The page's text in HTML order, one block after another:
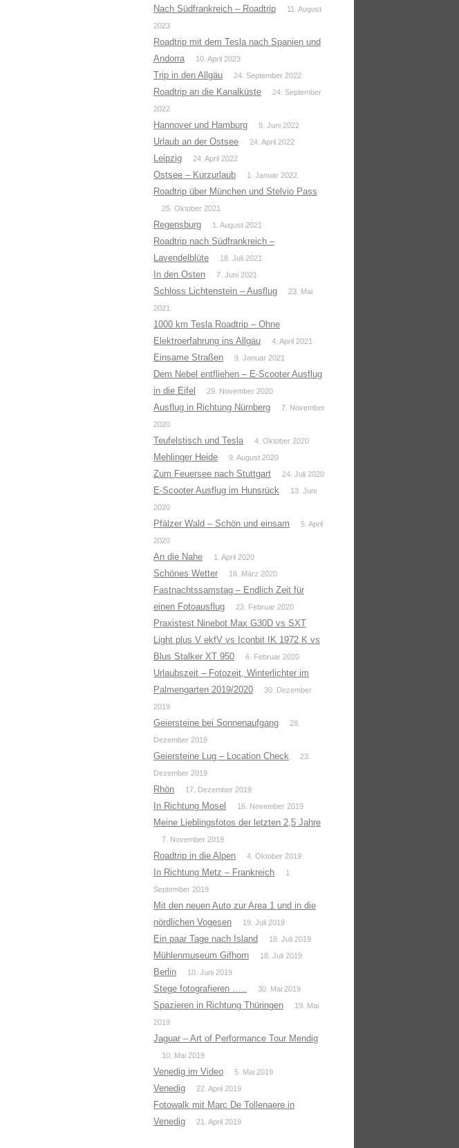
Nach Südfrankreich – Roadtrip
11. August
2023
Roadtrip mit dem Tesla nach Spanien und
Andorra
10. April 2023
Trip in den Allgäu 24. September 2022
Roadtrip an die Kanalküste
24. September
2022
Hannover und Hamburg 9. Juni 2022
Urlaub an der Ostsee 24. April 2022
Leipzig 24. April 2022
Ostsee – Kurzurlaub 1. Januar 2022
Roadtrip über München und Stelvio Pass
25. Oktober 2021
Regensburg 1. August 2021
Roadtrip nach Südfrankreich –
Lavendelblüte
18. Juli 2021
In den Osten 7. Juni 2021
Schloss Lichtenstein – Ausflug
23. Mai
2021
1000 km Tesla Roadtrip – Ohne
Elektroerfahrung ins Allgäu
4. April 2021
Einsame Straßen 9. Januar 2021
Dem Nebel entfliehen – E-Scooter Ausflug
in die Eifel
29. November 2020
Ausflug in Richtung Nürnberg
7. November
2020
Teufelstisch und Tesla 4. Oktober 2020
Mehlinger Heide 9. August 2020
Zum Feuersee nach Stuttgart 24. Juli 2020
E-Scooter Ausflug im Hunsrück
13. Juni
2020
Pfälzer Wald – Schön und einsam
5. April
2020
An die Nahe 1. April 2020
Schönes Wetter 18. März 2020
Fastnachtssamstag – Endlich Zeit für
einen Fotoausflug
23. Februar 2020
Praxistest Ninebot Max G30D vs SXT
Light plus V ekfV vs Iconbit IK 1972 K vs
Blus Stalker XT 950
6. Februar 2020
Urlaubszeit – Fotozeit, Winterlichter im
Palmengarten 2019/2020
30. Dezember
2019
Geiersteine bei Sonnenaufgang
28.
Dezember 2019
Geiersteine Lug – Location Check
23.
Dezember 2019
Rhön 17. Dezember 2019
In Richtung Mosel 16. November 2019
Meine Lieblingsfotos der letzten 2,5 Jahre
7. November 2019
Roadtrip in die Alpen 4. Oktober 2019
In Richtung Metz – Frankreich
1.
September 2019
Mit den neuen Auto zur Area 1 und in die
nördlichen Vogesen
19. Juli 2019
Ein paar Tage nach Island 18. Juli 2019
Mühlenmuseum Gifhorn 18. Juli 2019
Berlin 10. Juni 2019
Stege fotografieren ….. 30. Mai 2019
Spazieren in Richtung Thüringen
19. Mai
2019
Jaguar – Art of Performance Tour Mendig
10. Mai 2019
Venedig im Video 5. Mai 2019
Venedig 22. April 2019
Fotowalk mit Marc De Tollenaere in
Venedig
21. April 2019